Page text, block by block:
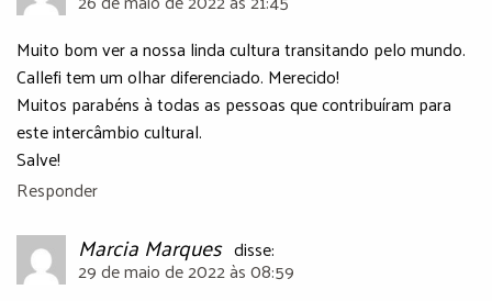
Muito bom ver a nossa linda cultura transitando pelo mundo.
Callefi tem um olhar diferenciado. Merecido!
Muitos parabéns à todas as pessoas que contribuíram para
este intercâmbio cultural.
Salve!
Responder
Marcia Marques disse:
29 de maio de 2022 às 08:59